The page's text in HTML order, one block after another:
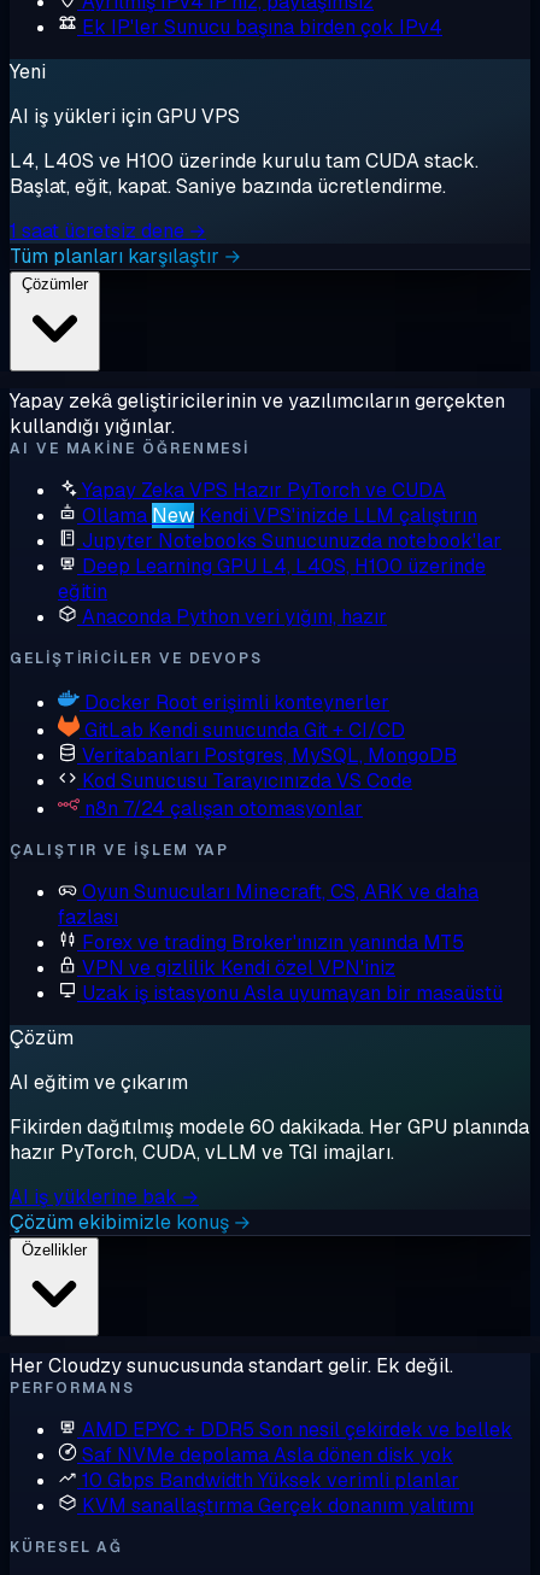
Ek IP'ler Sunucu başına birden çok IPv4
Yeni
AI iş yükleri için GPU VPS
L4, L40S ve H100 üzerinde kurulu tam CUDA stack.
Başlat, eğit, kapat. Saniye bazında ücretlendirme.
1 saat ücretsiz dene →
Tüm planları karşılaştır →
Çözümler
Yapay zekâ geliştiricilerinin ve yazılımcıların gerçekten
kullandığı yığınlar.
AI VE MAKINE ÖĞRENMESI
Yapay Zeka VPS Hazır PyTorch ve CUDA
Ollama New Kendi VPS'inizde LLM çalıştırın
Jupyter Notebooks Sunucunuzda notebook'lar
Deep Learning GPU L4, L40S, H100 üzerinde
eğitin
Anaconda Python veri yığını, hazır
GELIŞTIRICILER VE DEVOPS
Docker Root erişimli konteynerler
GitLab Kendi sunucunda Git + CI/CD
Veritabanları Postgres, MySQL, MongoDB
Kod Sunucusu Tarayıcınızda VS Code
n8n 7/24 çalışan otomasyonlar
ÇALIŞTIR VE IŞLEM YAP
Oyun Sunucuları Minecraft, CS, ARK ve daha
fazlası
Forex ve trading Broker'ınızın yanında MT5
VPN ve gizlilik Kendi özel VPN'iniz
Uzak iş istasyonu Asla uyumayan bir masaüstü
Çözüm
AI eğitim ve çıkarım
Fikirden dağıtılmış modele 60 dakikada. Her GPU planında
hazır PyTorch, CUDA, vLLM ve TGI imajları.
AI iş yüklerine bak →
Çözüm ekibimizle konuş →
Özellikler
Her Cloudzy sunucusunda standart gelir. Ek değil.
PERFORMANS
AMD EPYC + DDR5 Son nesil çekirdek ve bellek
Saf NVMe depolamaAsla dönen disk yok
10 Gbps Bandwidth Yüksek verimli planlar
KVM sanallaştırmaGerçek donanım yalıtımı
KÜRESEL AĞ